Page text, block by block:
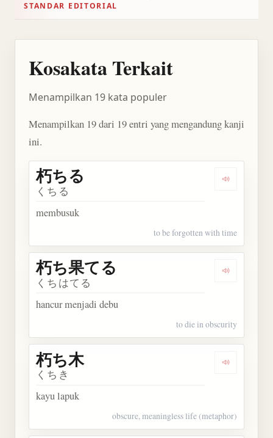
STANDAR EDITORIAL
Kosakata Terkait
Menampilkan 19 kata populer
Menampilkan 19 dari 19 entri yang mengandung kanji
ini.
Dengarkan
朽ちる
くちる
membusuk
to be forgotten with time
Dengarkan
朽ち果てる
くちはてる
hancur menjadi debu
to die in obscurity
Dengarkan
朽ち木
くちき
kayu lapuk
obscure, meaningless life (metaphor)